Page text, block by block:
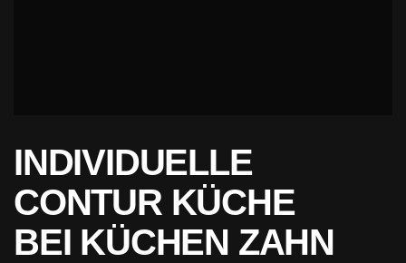
INDIVIDUELLE
CONTUR KÜCHE
BEI KÜCHEN ZAHN